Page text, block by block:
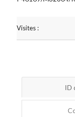
Visites :
ID